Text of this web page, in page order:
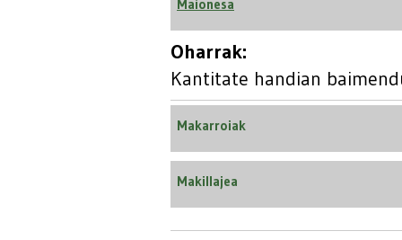
Maionesa
Oharrak:
Kantitate handian
Makarroiak
Makillajea